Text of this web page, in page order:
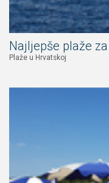
Najljepše plaže
Plaže u Hrvatskoj